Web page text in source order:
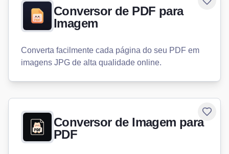
Conversor de PDF para
Imagem
Converta facilmente cada página do seu PDF em
imagens JPG de alta qualidade online.
Conversor de Imagem para
PDF